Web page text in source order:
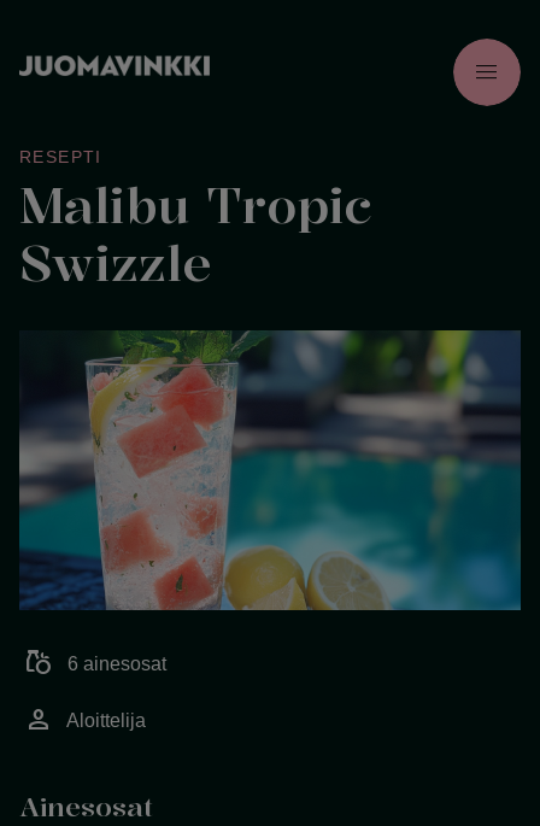
menu
RESEPTI
Malibu Tropic
Swizzle
grocery 6 ainesosat
person Aloittelija
Ainesosat